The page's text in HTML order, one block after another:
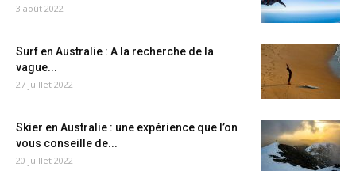
3 août 2022
Surf en Australie : A la recherche de la
vague...
27 juillet 2022
Skier en Australie : une expérience que l’on
vous conseille de...
20 juillet 2022